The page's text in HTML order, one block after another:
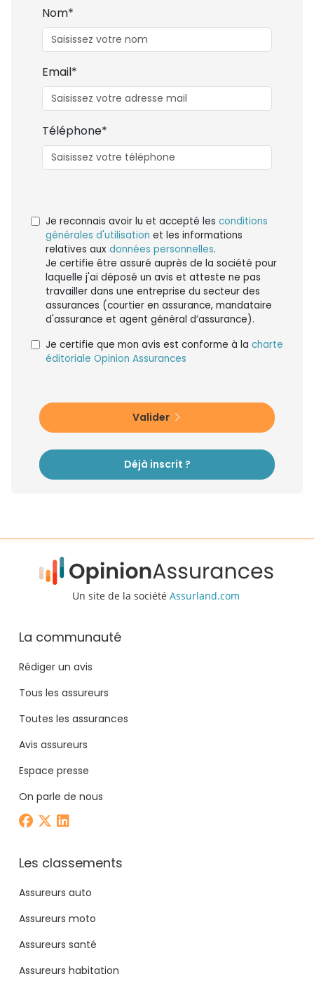
Nom*
Email*
Téléphone*
Je reconnais avoir lu et accepté les conditions
générales d'utilisation et les informations
relatives aux données personnelles.
Je certifie être assuré auprès de la société pour
laquelle j'ai déposé un avis et atteste ne pas
travailler dans une entreprise du secteur des
assurances (courtier en assurance, mandataire
d'assurance et agent général d’assurance).
Je certifie que mon avis est conforme à la charte
éditoriale Opinion Assurances
Valider
Déjà inscrit ?
Un site de la société Assurland.com
La communauté
Rédiger un avis
Tous les assureurs
Toutes les assurances
Avis assureurs
Espace presse
On parle de nous
Les classements
Assureurs auto
Assureurs moto
Assureurs santé
Assureurs habitation